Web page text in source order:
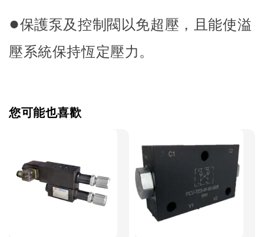
●保護泵及控制閥以免超壓，且能使溢
壓系統保持恆定壓力。
您可能也喜歡